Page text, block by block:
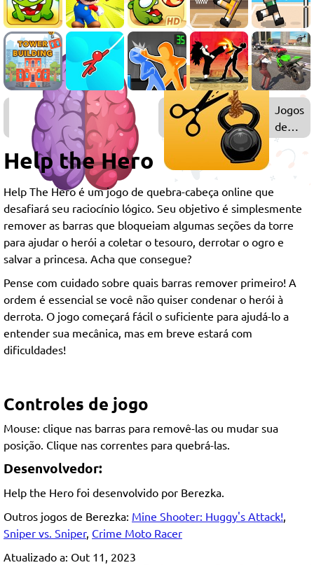
Jogos
Quebra-
Jogos
de
Física
Help the Hero
Help The Hero é um jogo de quebra-cabeça online que
desafiará seu raciocínio lógico. Seu objetivo é simplesmente
remover as barras que bloqueiam algumas seções da torre
para ajudar o herói a coletar o tesouro, derrotar o ogro e
salvar a princesa. Acha que consegue?
Pense com cuidado sobre quais barras remover primeiro! A
ordem é essencial se você não quiser condenar o herói à
derrota. O jogo começará fácil o suficiente para ajudá-lo a
entender sua mecânica, mas em breve estará com
dificuldades!
Controles de jogo
Mouse: clique nas barras para removê-las ou mudar sua
posição. Clique nas correntes para quebrá-las.
Desenvolvedor:
Help the Hero foi desenvolvido por Berezka.
Outros jogos de Berezka: Mine Shooter: Huggy's Attack!
Sniper vs. Sniper, Crime Moto Racer
Atualizado a: Out 11, 2023